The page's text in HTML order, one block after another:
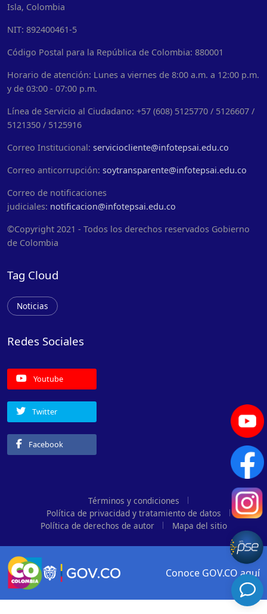
Isla, Colombia
NIT: 892400461-5
Código Postal para la República de Colombia: 880001
Horario de atención: Lunes a viernes de 8:00 a.m. a 12:00 p.m.
y de 03:00 - 07:00 p.m.
Línea de Servicio al Ciudadano: +57 (608) 5125770 / 5126607 /
5121350 / 5125916
Correo Institucional: serviciocliente@infotepsai.edu.co
Correo anticorrupción: soytransparente@infotepsai.edu.co
Correo de notificaciones
judiciales: notificacion@infotepsai.edu.co
©Copyright 2021 - Todos los derechos reservados Gobierno
de Colombia
Tag Cloud
Noticias
Redes Sociales
Youtube
Twitter
Facebook
Términos y condiciones
Política de privacidad y tratamiento de datos
Política de derechos de autor
Mapa del sitio
Logo marca Colombia
Conoce GOV.CO aquí